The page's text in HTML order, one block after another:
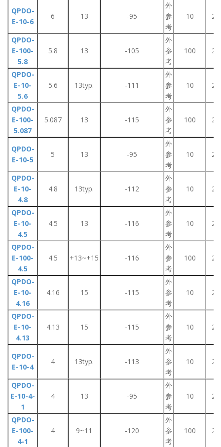
QPDO-
E-10-6
6 13 -95
外
参
考
10
QPDO-
E-100-
5.8
5.8 13 -105
外
参
考
100
QPDO-
E-10-
5.6
5.6 13typ. -111
外
参
考
10
QPDO-
E-100-
5.087
5.087 13 -115
外
参
考
100
QPDO-
E-10-5
5 13 -95
外
参
考
10
QPDO-
E-10-
4.8
4.8 13typ. -112
外
参
考
10
QPDO-
E-10-
4.5
4.5 13 -116
外
参
考
10
QPDO-
E-100-
4.5
4.5 +13~+15 -116
外
参
考
100
QPDO-
E-10-
4.16
4.16 15 -115
外
参
考
10
QPDO-
E-10-
4.13
4.13 15 -115
外
参
考
10
QPDO-
E-10-4
4 13typ. -113
外
参
考
10
QPDO-
E-10-4-
1
4 13 -95
外
参
考
10
QPDO-
E-100-
4-1
4 9~11 -120
外
参
考
100